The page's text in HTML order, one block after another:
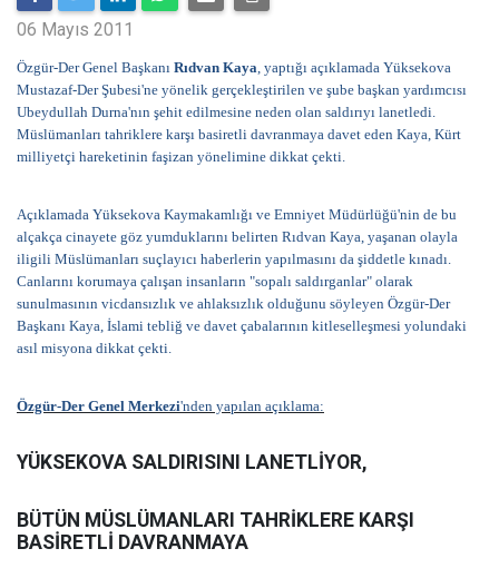
06 Mayıs 2011
Özgür-Der Genel Başkanı Rıdvan Kaya, yaptığı açıklamada Yüksekova
Mustazaf-Der Şubesi'ne yönelik gerçekleştirilen ve şube başkan yardımcısı
Ubeydullah Durna'nın şehit edilmesine neden olan saldırıyı lanetledi.
Müslümanları tahriklere karşı basiretli davranmaya davet eden Kaya, Kürt
milliyetçi hareketinin faşizan yönelimine dikkat çekti.
Açıklamada Yüksekova Kaymakamlığı ve Emniyet Müdürlüğü'nin de bu
alçakça cinayete göz yumduklarını belirten Rıdvan Kaya, yaşanan olayla
iligili Müslümanları suçlayıcı haberlerin yapılmasını da şiddetle kınadı.
Canlarını korumaya çalışan insanların "sopalı saldırganlar" olarak
sunulmasının vicdansızlık ve ahlaksızlık olduğunu söyleyen Özgür-Der
Başkanı Kaya, İslami tebliğ ve davet çabalarının kitleselleşmesi yolundaki
asıl misyona dikkat çekti.
Özgür-Der Genel Merkezi'nden yapılan açıklama:
YÜKSEKOVA SALDIRISINI LANETLİYOR,
BÜTÜN MÜSLÜMANLARI TAHRİKLERE KARŞI
BASİRETLİ DAVRANMAYA